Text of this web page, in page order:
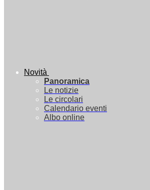
Novità
Panoramica
Le notizie
Le circolari
Calendario eventi
Albo online